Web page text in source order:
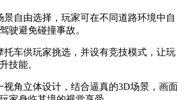
景自由选择，玩家可在不同道路环境中自
驶避免碰撞事故。
托车供玩家挑选，并设有竞技模式，让玩
技能。
视角立体设计，结合逼真的3D场景，画面